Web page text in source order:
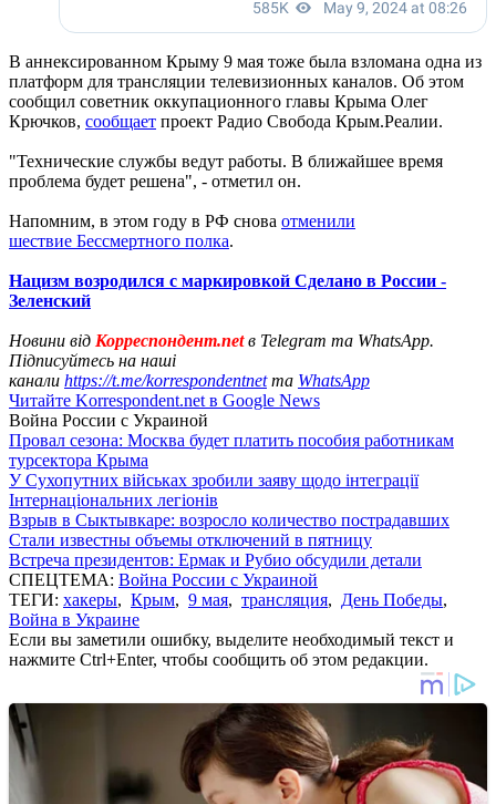
В аннексированном Крыму 9 мая тоже была взломана одна из
платформ для трансляции телевизионных каналов. Об этом
сообщил советник оккупационного главы Крыма Олег
Крючков, сообщает проект Радио Свобода Крым.Реалии.
"Технические службы ведут работы. В ближайшее время
проблема будет решена", - отметил он.
Напомним, в этом году в РФ снова отменили
шествие Бессмертного полка.
Нацизм возродился с маркировкой Сделано в России -
Зеленский
Новини від Корреспондент.netв Telegram та WhatsApp.
Підписуйтесь на наші
канали https://t.me/korrespondentnetта WhatsApp
Читайте Korrespondent.net в Google News
Война России с Украиной
Провал сезона: Москва будет платить пособия работникам
турсектора Крыма
У Сухопутних військах зробили заяву щодо інтеграції
Інтернаціональних легіонів
Взрыв в Сыктывкаре: возросло количество пострадавших
Стали известны объемы отключений в пятницу
Встреча президентов: Ермак и Рубио обсудили детали
СПЕЦТЕМА: Война России с Украиной
ТЕГИ: хакеры, Крым, 9 мая, трансляция, День Победы,
Война в Украине
Если вы заметили ошибку, выделите необходимый текст и
нажмите Ctrl+Enter, чтобы сообщить об этом редакции.